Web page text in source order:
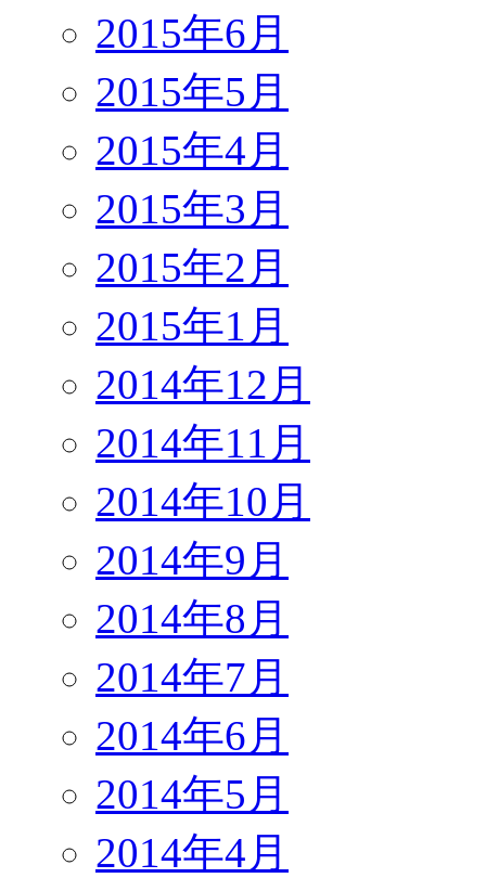
2015年6月
2015年5月
2015年4月
2015年3月
2015年2月
2015年1月
2014年12月
2014年11月
2014年10月
2014年9月
2014年8月
2014年7月
2014年6月
2014年5月
2014年4月